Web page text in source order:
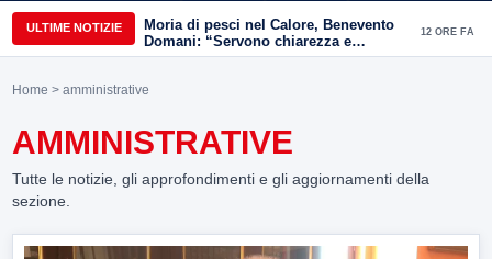
ULTIME NOTIZIE
Moria di pesci nel Calore, Benevento
Domani: “Servono chiarezza e
approfondimenti sulla gestione
12 ORE FA
Home > amministrative
AMMINISTRATIVE
Tutte le notizie, gli approfondimenti e gli aggiornamenti della
sezione.